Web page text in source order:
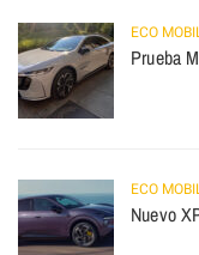
ECO
Prueba
ECO
Nuevo